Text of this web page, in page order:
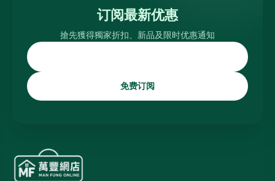
订阅最新优惠
搶先獲得獨家折扣、新品及限时优惠通知
免费订阅